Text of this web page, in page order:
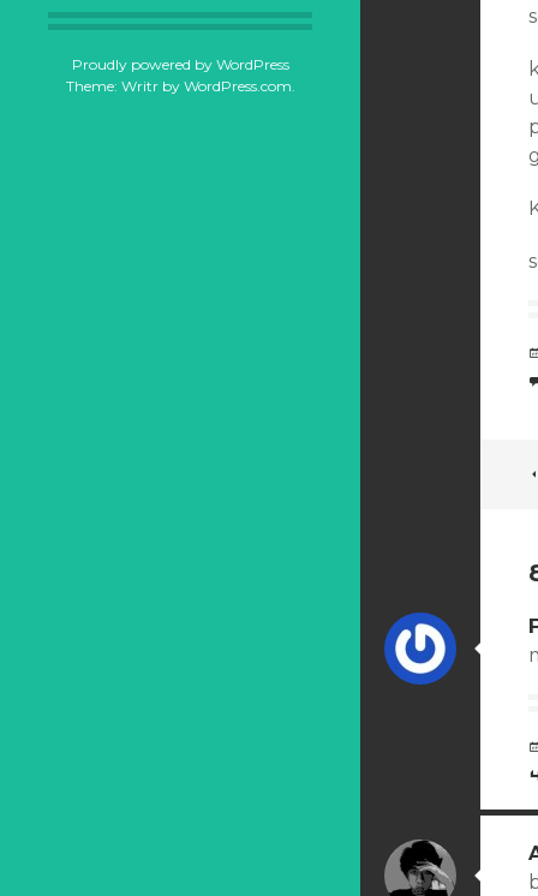
Proudly powered by WordPress
Theme: Writr by WordPress.com.